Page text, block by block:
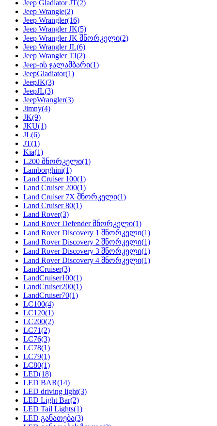
Jeep Gladiator JT(2)
Jeep Wrangle(2)
Jeep Wrangler(16)
Jeep Wrangler JK(5)
Jeep Wrangler JK შნორკელი(2)
Jeep Wrangler JL(6)
Jeep Wrangler TJ(2)
Jeep-ის ჯალამბარი(1)
JeepGladiator(1)
JeepJK(3)
JeepJL(3)
JeepWrangler(3)
Jimny(4)
JK(9)
JKU(1)
JL(6)
JT(1)
Kia(1)
L200 შნორკელი(1)
Lamborghini(1)
Land Cruiser 100(1)
Land Cruiser 200(1)
Land Cruiser 7X შნორკელი(1)
Land Cruiser 80(1)
Land Rover(3)
Land Rover Defender შნორკელი(1)
Land Rover Discovery 1 შნორკელი(1)
Land Rover Discovery 2 შნორკელი(1)
Land Rover Discovery 3 შნორკელი(1)
Land Rover Discovery 4 შნორკელი(1)
LandCruiser(3)
LandCruiser100(1)
LandCruiser200(1)
LandCruiser70(1)
LC100(4)
LC120(1)
LC200(2)
LC71(2)
LC76(3)
LC78(1)
LC79(1)
LC80(1)
LED(18)
LED BAR(14)
LED driving light(3)
LED Light Bar(2)
LED Tail Lights(1)
LED განათება(3)